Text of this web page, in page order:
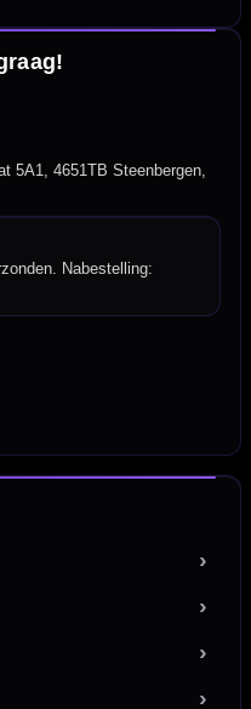
5A1, 4651TB Steenbergen,
Nabestelling: